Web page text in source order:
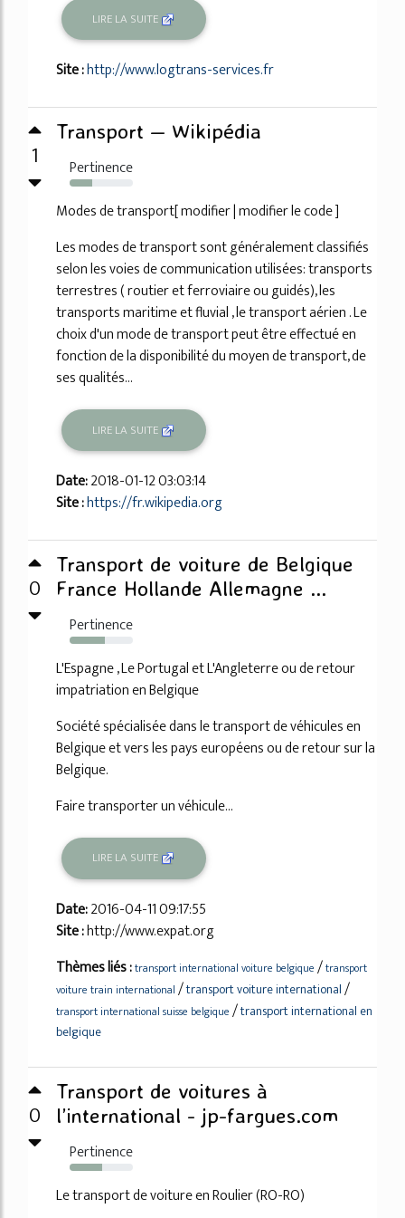
LIRE LA SUITE
Site :http://www.logtrans-services.fr
1
Transport — Wikipédia
Pertinence
36%
Modes de transport[ modifier | modifier le code ]
Les modes de transport sont généralement classifiés
selon les voies de communication utilisées: transports
terrestres ( routier et ferroviaire ou guidés), les
transports maritime et fluvial , le transport aérien . Le
choix d'un mode de transport peut être effectué en
fonction de la disponibilité du moyen de transport, de
ses qualités...
LIRE LA SUITE
Date:2018-01-12 03:03:14
Site :https://fr.wikipedia.org
0
Transport de voiture de Belgique
France Hollande Allemagne ...
Pertinence
55%
L'Espagne , Le Portugal et L'Angleterre ou de retour
impatriation en Belgique
Société spécialisée dans le transport de véhicules en
Belgique et vers les pays européens ou de retour sur la
Belgique.
Faire transporter un véhicule...
LIRE LA SUITE
Date:2016-04-11 09:17:55
Site :http://www.expat.org
Thèmes liés :transport international voiture belgique /transport
voiture train international /transport voiture international/
transport international suisse belgique /transport international en
belgique
0
Transport de voitures à
l’international - jp-fargues.com
Pertinence
51%
Le transport de voiture en Roulier (RO-RO)